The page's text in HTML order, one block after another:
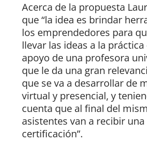
Acerca de la propuesta
que “la idea es brindar
los emprendedores para
llevar las ideas a la práctica
apoyo de una profesora
que le da una gran
que se va a desarrollar de
virtual y presencial, y
cuenta que al final del
asistentes van a recibir una
certificación”.